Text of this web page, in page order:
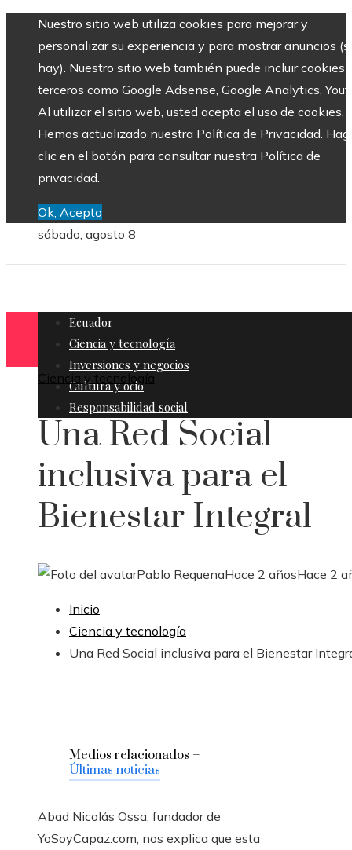
Nuestro sitio web utiliza cookies para mejorar y
personalizar su experiencia y para mostrar anuncios
hay). Nuestro sitio web también puede incluir cookies
terceros como Google Adsense, Google Analytics,
Al utilizar el sitio web, usted acepta el uso de cookies.
Hemos actualizado nuestra Política de Privacidad.
clic en el botón para consultar nuestra Política de
privacidad.
Ok, Acepto
sábado, agosto 8
Ecuador
Ciencia y tecnología
Inversiones y negocios
Cultura y ocio
Responsabilidad social
Ciencia y tecnología
Una Red Social
inclusiva para el
Bienestar Integral
Pablo RequenaHace 2 añosHace 2
Inicio
Ciencia y tecnología
Una Red Social inclusiva para el Bienestar
Medios relacionados –
Últimas noticias
Abad Nicolás Ossa, fundador de
YoSoyCapaz.com, nos explica que esta